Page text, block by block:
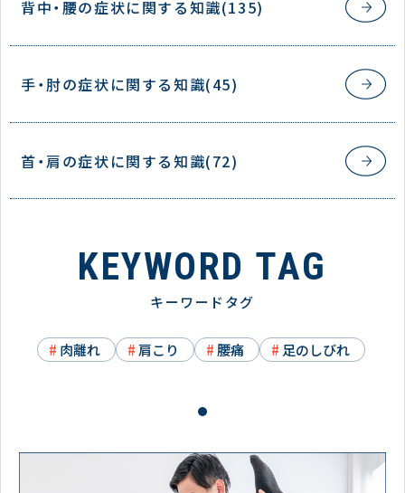
背中・腰の症状に関する知識(135)
手・肘の症状に関する知識(45)
首・肩の症状に関する知識(72)
KEYWORD TAG
キーワードタグ
肉離れ 肩こり 腰痛 足のしびれ